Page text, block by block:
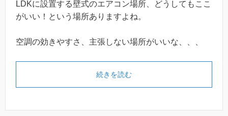
LDKに設置する壁式のエアコン場所、どうしてもここ
がいい！という場所ありますよね。
空調の効きやすさ、主張しない場所がいいな、、、
続きを読む